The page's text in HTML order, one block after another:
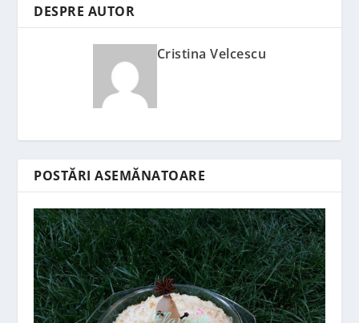
DESPRE AUTOR
Cristina Velcescu
POSTĂRI ASEMĂNATOARE